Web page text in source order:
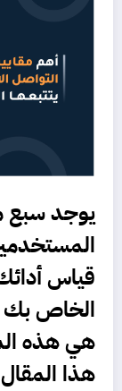
يوجد سبع
قياس
الخاص بك
هي هذه
هذا